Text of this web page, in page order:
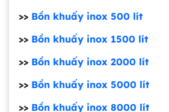
>> Bồn khuấy inox 500 lít
>> Bồn khuấy inox 1500 lít
>> Bồn khuấy inox 2000 lít
>> Bồn khuấy inox 5000 lít
>> Bồn khuấy inox 8000 lít